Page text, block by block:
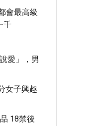
會最高級
千
愛」，男
女子興趣
18禁後